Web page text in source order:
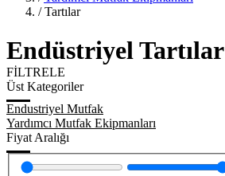
/ Tartılar
Endüstriyel Tartılar
FİLTRELE
Üst Kategoriler
Endustriyel Mutfak
Yardımcı Mutfak Ekipmanları
Fiyat Aralığı